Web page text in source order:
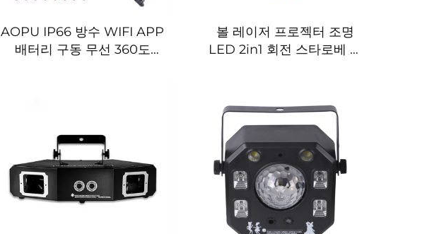
AOPU IP66 방수 WIFI APP
배터리 구동 무선 360도
볼 레이저 프로젝터 조명
LED 2in1 회전 스타로베 파
바 펍 가정용